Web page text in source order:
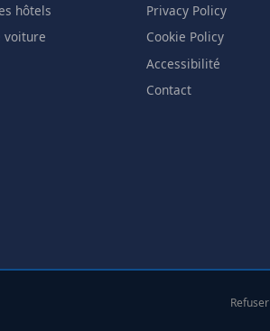
hôtels
voiture
Privacy Policy
Cookie Policy
Accessibilité
Contact
Refuser